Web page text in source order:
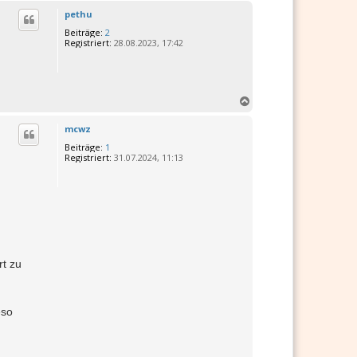
pethu
Beiträge: 2
Registriert: 28.08.2023, 17:42
mcwz
Beiträge: 1
Registriert: 31.07.2024, 11:13
zu